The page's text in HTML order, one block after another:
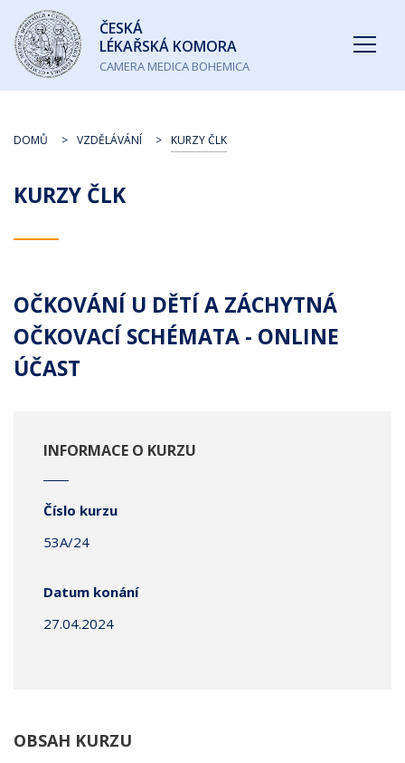
Česká
lékařská
komora
ČESKÁ
LÉKAŘSKÁ KOMORA
CAMERA MEDICA BOHEMICA
KURZY ČLK
DOMŮ VZDĚLÁVÁNÍ KURZY ČLK
OČKOVÁNÍ U DĚTÍ A ZÁCHYTNÁ
OČKOVACÍ SCHÉMATA - ONLINE
ÚČAST
INFORMACE O KURZU
Číslo kurzu
53A/24
Datum konání
27.04.2024
OBSAH KURZU